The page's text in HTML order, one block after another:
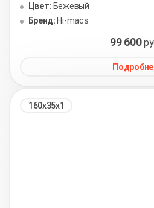
Цвет: Бежевый
Бренд: Hi-macs
99 600
160х35х1